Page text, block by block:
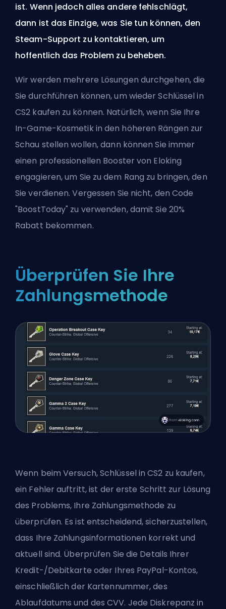
ist. Wenn jedoch alles andere fehlschlägt,
dann ist das Einzige, was Sie tun können, den
Steam-Support zu kontaktieren, um
hoffentlich das Problem zu beheben.
Wir werden mehrere Lösungen durchgehen, die
Sie durchführen können, um wieder Schlüssel in
CS2 kaufen zu können. Natürlich, wenn Sie Ihre
In-Game-Kosmetik in den höheren Rängen zur
Schau stellen wollen, dann können Sie immer
einen professionellen Booster von Eloking
engagieren, um Sie zu dem Rang zu bringen, den
Sie verdienen. Vergessen Sie nicht, den Code
"BoostToday" zu verwenden, damit Sie 20%
Rabatt bekommen.
Überprüfen Sie Ihre
Zahlungsmethode
Wenn beim Versuch, Schlüssel in CS2 zu kaufen,
ein Fehler auftritt, ist der erste Schritt zur Lösung
des Problems, Ihre Zahlungsmethode zu
überprüfen. Es ist entscheidend, sicherzustellen,
dass Ihre Zahlungsinformationen korrekt und
aktuell sind. Überprüfen Sie die Details Ihrer
Kredit-/Debitkarte oder Ihres PayPal-Kontos,
einschließlich der Kartennummer, des
Ablaufdatums und des CVV. Jede Diskrepanz in